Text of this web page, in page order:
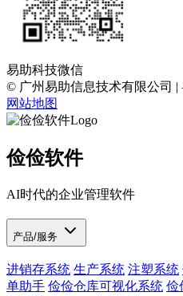
易助科技微信
© 广州易助信息技术有限公司 |
网站地图
俭俭软件
AI时代的企业管理软件
产品/服务
进销存系统 生产系统 注塑系统
单助手 俭俭仓库可视化系统 俭